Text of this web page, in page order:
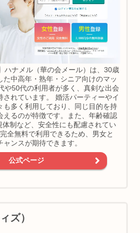
ハナメル（華の会メール）は、30歳
た中高年・熟年・シニア向けのマッ
や50代の利用者が多く、真剣な出会
されています。 婚活パーティーやイ
も多く利用しており、同じ目的を持
えるのが特徴です。また、年齢確認
制など、安全性にも配慮されてい
全無料で利用できるため、男女と
ンスが期待できます。
公式ページ
ズ）